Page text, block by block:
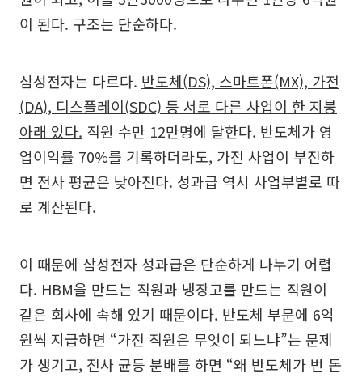
이 된다. 구조는 단순하다.
삼성전자는 다르다. 반도체(DS), 스마트폰(MX), 가전
(DA), 디스플레이(SDC) 등 서로 다른 사업이 한 지붕
아래 있다. 직원 수만 12만명에 달한다. 반도체가 영
업이익률 70%를 기록하더라도, 가전 사업이 부진하
면 전사 평균은 낮아진다. 성과급 역시 사업부별로 따
로 계산된다.
이 때문에 삼성전자 성과급은 단순하게 나누기 어렵
다. HBM을 만드는 직원과 냉장고를 만드는 직원이
같은 회사에 속해 있기 때문이다. 반도체 부문에 6억
원씩 지급하면 “가전 직원은 무엇이 되느냐”는 문제
가 생기고, 전사 균등 분배를 하면 “왜 반도체가 번 돈